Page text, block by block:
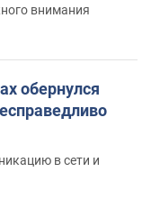
внимания
обернулся
в сети и